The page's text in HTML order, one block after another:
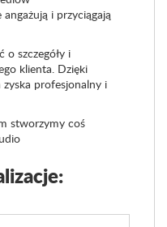
i przyciągają
o szczegóły i
klienta. Dzięki
profesjonalny i
stworzymy coś